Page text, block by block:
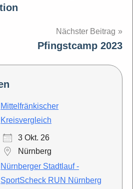
Nächster Beitrag
Pfingstcamp 2023
Mittelfränkischer
Kreisvergleich
3 Okt. 26
Nürnberg
Nürnberger Stadtlauf -
SportScheck RUN Nürnberg